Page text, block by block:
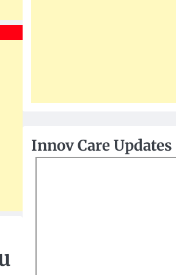
Innov Care Updates